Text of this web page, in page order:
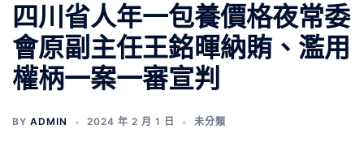
四川省人年一包養價格夜常委
會原副主任王銘暉納賄、濫用
權柄一案一審宣判
BY ADMIN 2024 年 2 月 1 日 未分類